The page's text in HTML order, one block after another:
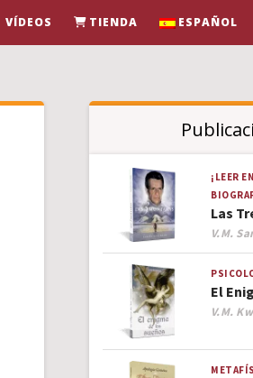
VÍDEOS TIENDA ESPAÑOL
¡LEER
Las
Author
V.M.
El
Author
V.M.